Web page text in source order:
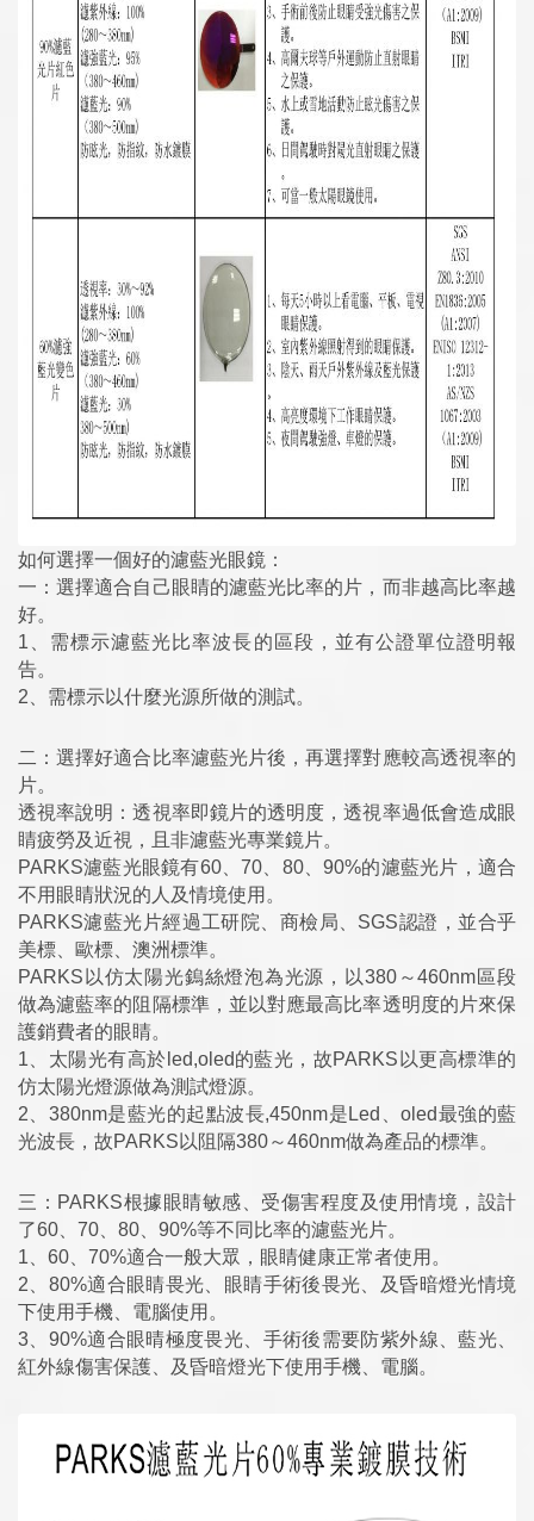
如何選擇一個好的濾藍光眼鏡：
一：選擇適合自己眼睛的濾藍光比率的片，而非越高比率越
好。
1、需標示濾藍光比率波長的區段，並有公證單位證明報
告。
2、需標示以什麼光源所做的測試。
二：選擇好適合比率濾藍光片後，再選擇對應較高透視率的
片。
透視率說明：透視率即鏡片的透明度，透視率過低會造成眼
睛疲勞及近視，且非濾藍光專業鏡片。
PARKS濾藍光眼鏡有60、70、80、90%的濾藍光片，適合
不用眼睛狀況的人及情境使用。
PARKS濾藍光片經過工研院、商檢局、SGS認證，並合乎
美標、歐標、澳洲標準。
PARKS以仿太陽光鎢絲燈泡為光源，以380～460nm區段
做為濾藍率的阻隔標準，並以對應最高比率透明度的片來保
護銷費者的眼睛。
1、太陽光有高於led,oled的藍光，故PARKS以更高標準的
仿太陽光燈源做為測試燈源。
2、380nm是藍光的起點波長,450nm是Led、oled最強的藍
光波長，故PARKS以阻隔380～460nm做為產品的標準。
三：PARKS根據眼睛敏感、受傷害程度及使用情境，設計
了60、70、80、90%等不同比率的濾藍光片。
1、60、70%適合一般大眾，眼睛健康正常者使用。
2、80%適合眼睛畏光、眼睛手術後畏光、及昏暗燈光情境
下使用手機、電腦使用。
3、90%適合眼晴極度畏光、手術後需要防紫外線、藍光、
紅外線傷害保護、及昏暗燈光下使用手機、電腦。